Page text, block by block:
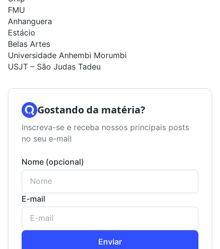
FMU
Anhanguera
Estácio
Belas Artes
Universidade Anhembi Morumbi
USJT – São Judas Tadeu
Gostando da matéria?
Inscreva-se e receba nossos principais posts
no seu e-mail
Nome (opcional)
E-mail
Enviar